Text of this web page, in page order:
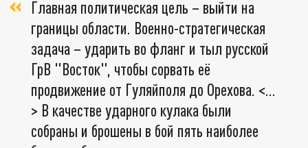
Главная политическая цель – выйти на
границы области. Военно-стратегическая
задача – ударить во фланг и тыл русской
ГрВ "Восток", чтобы сорвать её
продвижение от Гуляйполя до Орехова. <…
> В качестве ударного кулака были
собраны и брошены в бой пять наиболее